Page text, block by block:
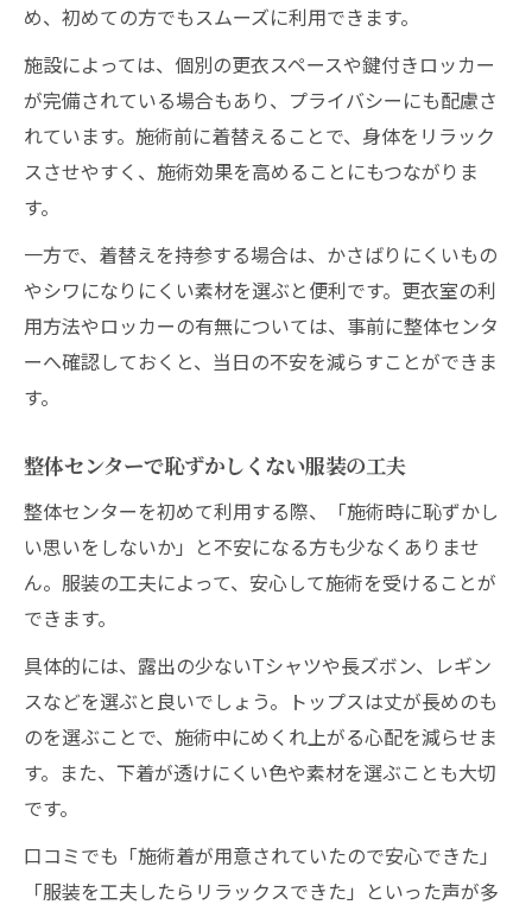
め、初めての方でもスムーズに利用できます。
施設によっては、個別の更衣スペースや鍵付きロッカー
が完備されている場合もあり、プライバシーにも配慮さ
れています。施術前に着替えることで、身体をリラック
スさせやすく、施術効果を高めることにもつながりま
す。
一方で、着替えを持参する場合は、かさばりにくいもの
やシワになりにくい素材を選ぶと便利です。更衣室の利
用方法やロッカーの有無については、事前に整体センタ
ーへ確認しておくと、当日の不安を減らすことができま
す。
整体センターで恥ずかしくない服装の工夫
整体センターを初めて利用する際、「施術時に恥ずかし
い思いをしないか」と不安になる方も少なくありませ
ん。服装の工夫によって、安心して施術を受けることが
できます。
具体的には、露出の少ないTシャツや長ズボン、レギン
スなどを選ぶと良いでしょう。トップスは丈が長めのも
のを選ぶことで、施術中にめくれ上がる心配を減らせま
す。また、下着が透けにくい色や素材を選ぶことも大切
です。
口コミでも「施術着が用意されていたので安心できた」
「服装を工夫したらリラックスできた」といった声が多